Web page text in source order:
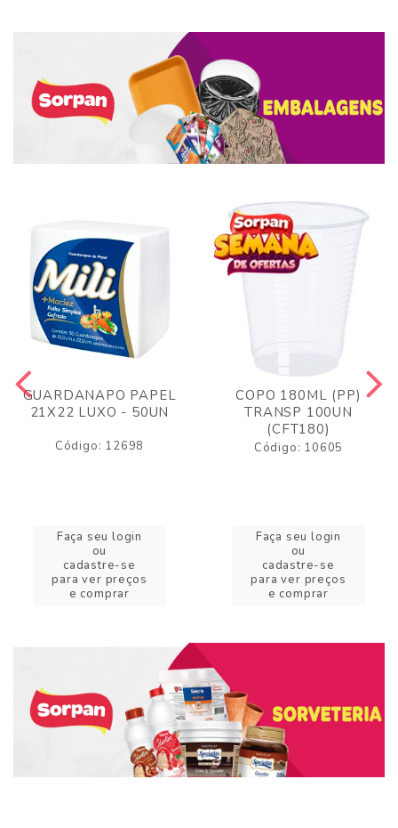
GUARDANAPO PAPEL
21X22 LUXO - 50UN
Código: 12698
Faça seu login
ou
cadastre-se
para ver preços
e comprar
COPO 180ML (PP)
TRANSP 100UN
(CFT180)
Código: 10605
Faça seu login
ou
cadastre-se
para ver preços
e comprar